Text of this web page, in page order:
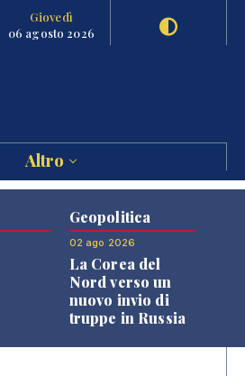
Giovedì
06 agosto 2026
Altro
Geopolitica
02 ago 2026
La Corea del
Nord verso un
nuovo invio di
truppe in Russia